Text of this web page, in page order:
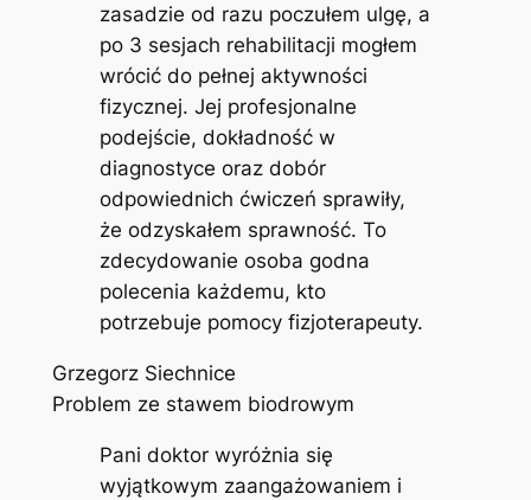
zasadzie od razu poczułem ulgę, a
po 3 sesjach rehabilitacji mogłem
wrócić do pełnej aktywności
fizycznej. Jej profesjonalne
podejście, dokładność w
diagnostyce oraz dobór
odpowiednich ćwiczeń sprawiły,
że odzyskałem sprawność. To
zdecydowanie osoba godna
polecenia każdemu, kto
potrzebuje pomocy fizjoterapeuty.
Grzegorz Siechnice
Problem ze stawem biodrowym
Pani doktor wyróżnia się
wyjątkowym zaangażowaniem i